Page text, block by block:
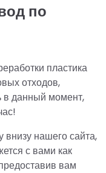
по
пластика
отходов,
в данный момент,
нашего сайта,
с вами как
вам